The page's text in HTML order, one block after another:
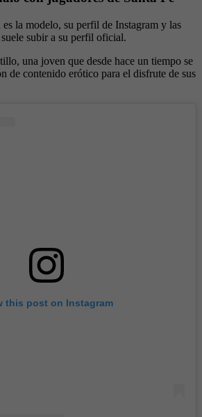
la modelo, su perfil de Instagram y las
subir a su perfil oficial.
una joven que desde hace un tiempo se
de contenido erótico para el disfrute de sus
this post on Instagram